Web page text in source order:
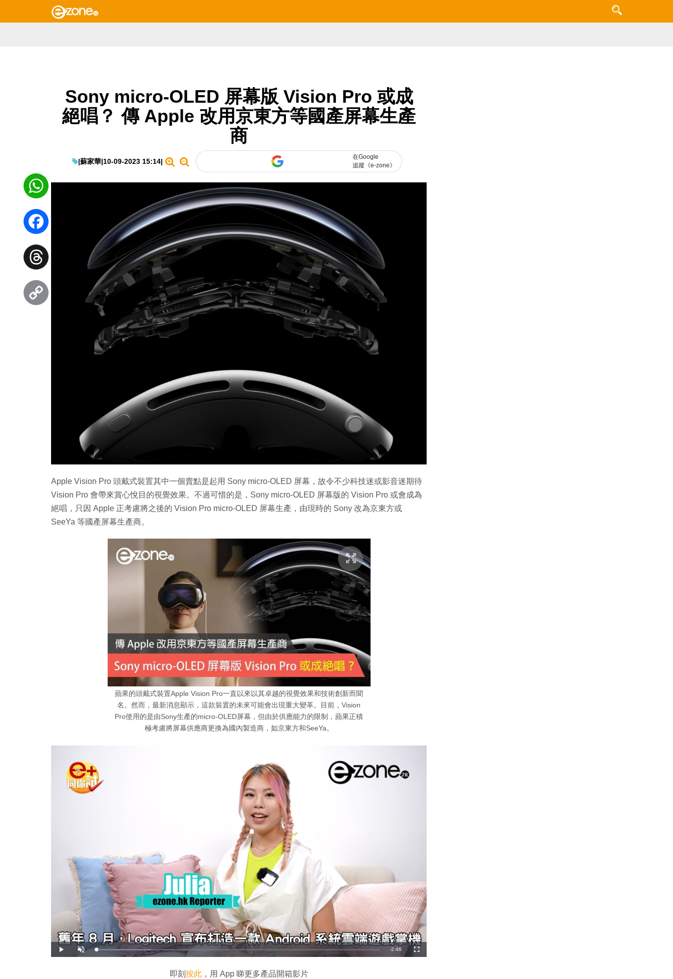
Sony micro-OLED 屏幕版 Vision Pro 或成
絕唱？ 傳 Apple 改用京東方等國產屏幕生產
商
|蘇家華|10-09-2023 15:14|
在Google
追蹤《e-zone》
Apple Vision Pro 頭戴式裝置其中一個賣點是起用 Sony micro-OLED 屏幕，故令不少科技迷或影音迷期待
Vision Pro 會帶來賞心悅目的視覺效果。不過可惜的是，Sony micro-OLED 屏幕版的 Vision Pro 或會成為
絕唱，只因 Apple 正考慮將之後的 Vision Pro micro-OLED 屏幕生產，由現時的 Sony 改為京東方或
SeeYa 等國產屏幕生產商。
蘋果的頭戴式裝置Apple Vision Pro一直以來以其卓越的視覺效果和技術創新而聞
名。然而，最新消息顯示，這款裝置的未來可能會出現重大變革。目前，Vision
Pro使用的是由Sony生產的micro-OLED屏幕，但由於供應能力的限制，蘋果正積
極考慮將屏幕供應商更換為國內製造商，如京東方和SeeYa。
播
放
開
啟
載
入
剩
-2:46
全
螢
即刻 按此，用 App 睇更多產品開箱影片
WhatsApp
Facebook
Threads